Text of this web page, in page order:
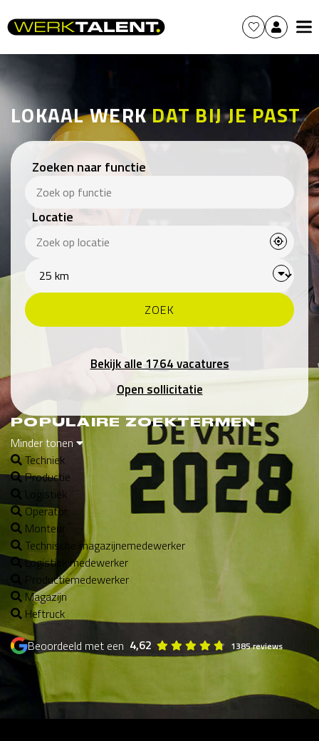
LOKAAL WERKDAT BIJ JE PAST
Zoeken naar functie
Locatie
Bekijk alle 1764 vacatures
Open sollicitatie
POPULAIRE ZOEKTERMEN
Minder tonen
Techniek
Productie
Logistiek
Operator
Monteur
Technische magazijnemedewerker
Logistiek medewerker
Productiemedewerker
Magazijn
Heftruck
Beoordeeld met een 4,62 1385 reviews